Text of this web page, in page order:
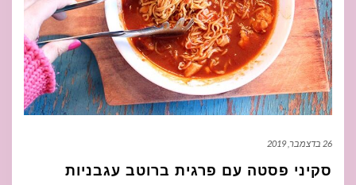
26 בדצמבר, 2019
סקיני פסטה עם פרגית ברוטב עגבניות